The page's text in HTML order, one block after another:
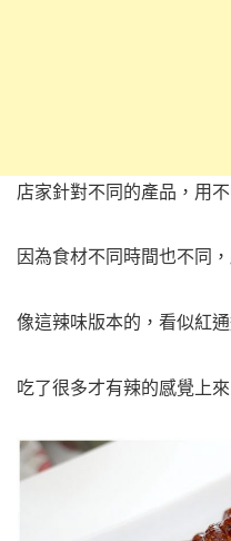
店家針對不同的產品，用
因為食材不同時間也不同
像這辣味版本的，看似紅
吃了很多才有辣的感覺上